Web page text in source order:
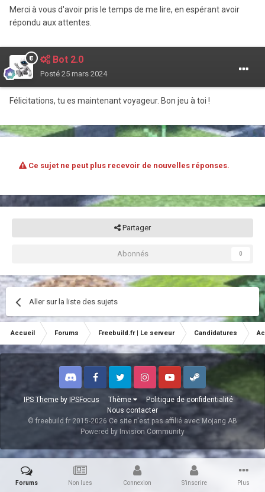
Merci à vous d'avoir pris le temps de me lire, en espérant avoir
répondu aux attentes.
Bot 2.0
Posté 25 mars 2024
Félicitations, tu es maintenant voyageur. Bon jeu à toi !
Ce sujet ne peut plus recevoir de nouvelles réponses.
Partager
Abonnés 0
Aller sur la liste des sujets
Accueil Forums Freebuild.fr | Le serveur Candidatures
IPS Themeby IPSFocus Thème
Politique de confidentialité
Nous contacter
Discord FacebookTwitter InstagramYoutubeSteam
© freebuild.fr 2015-2026 Ce site n'est pas affilié avec Mojang AB
Powered by Invision Community
Forums Non lues Connexion S’inscrire Plus